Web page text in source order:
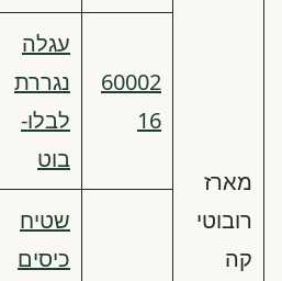
מארז
רובוטי
קה
60002
16
עגלה
נגררת
לבלו-
בוט
שטיח
כיסים